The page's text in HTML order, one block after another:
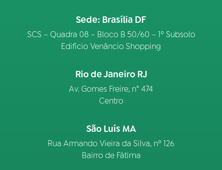
Sede: Brasília DF
SCS – Quadra 08 – Bloco B 50/60 – 1º Subsolo
Edifício Venâncio Shopping
Rio de Janeiro RJ
Av. Gomes Freire, n° 474
Centro
São Luís MA
Rua Armando Vieira da Silva, nº 126
Bairro de Fátima